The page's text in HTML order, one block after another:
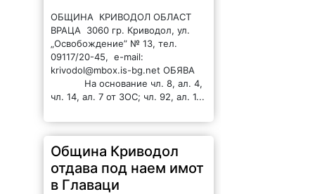
ОБЩИНА КРИВОДОЛ ОБЛАСТ
ВРАЦА 3060 гр. Криводол, ул.
„Освобождение” № 13, тел.
09117/20-45, e-mail:
krivodol@mbox.is-bg.net ОБЯВА
На основание чл. 8, ал. 4,
чл. 14, ал. 7 от ЗОС; чл. 92, ал. 1...
Община Криводол
отдава под наем имот
в Главаци